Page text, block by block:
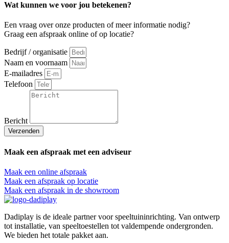
Wat kunnen we voor jou betekenen?
Een vraag over onze producten of meer informatie nodig?
Graag een afspraak online of op locatie?
Bedrijf / organisatie
Naam en voornaam
E-mailadres
Telefoon
Bericht
Verzenden
Maak een afspraak met een adviseur
Maak een online afspraak
Maak een afspraak op locatie
Maak een afspraak in de showroom
Dadiplay is de ideale partner voor speeltuininrichting. Van ontwerp
tot installatie, van speeltoestellen tot valdempende ondergronden.
We bieden het totale pakket aan.